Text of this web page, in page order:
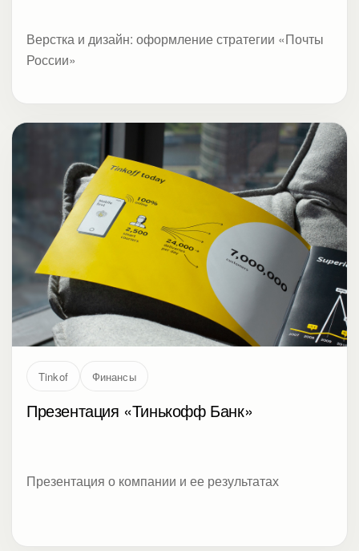
Верстка и дизайн: оформление стратегии «Почты
России»
Tinkof Финансы
Презентация «Тинькофф Банк»
Презентация о компании и ее результатах